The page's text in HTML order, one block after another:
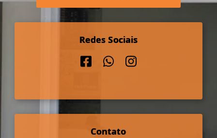
Redes Sociais
Contato